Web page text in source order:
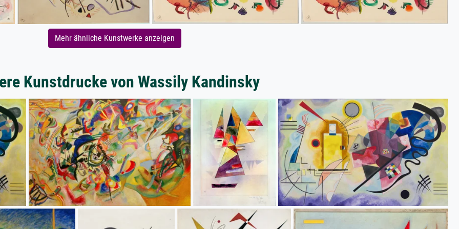
Mehr ähnliche Kunstwerke anzeigen
Kunstdrucke von Wassily Kandinsky